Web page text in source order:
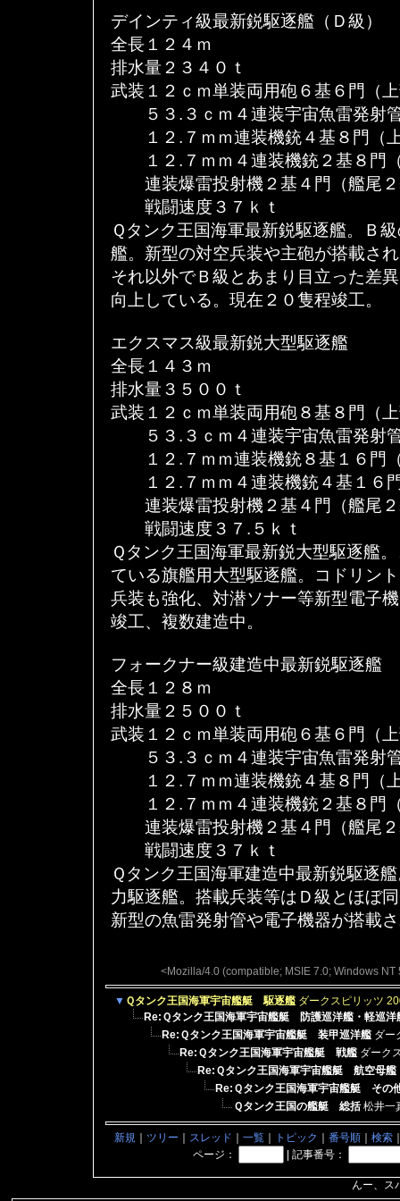
デインティ級最新鋭駆逐艦（Ｄ級）
全長１２４ｍ
排水量２３４０ｔ
武装１２ｃｍ単装両用砲６基６門（
５３.３ｃｍ４連装宇宙魚雷発射
１２.７ｍｍ連装機銃４基８門（
１２.７ｍｍ４連装機銃２基８門
連装爆雷投射機２基４門（艦尾２
戦闘速度３７ｋｔ
Ｑタンク王国海軍最新鋭駆逐艦。Ｂ
艦。新型の対空兵装や主砲が搭載さ
それ以外でＢ級とあまり目立った差
向上している。現在２０隻程竣工。
エクスマス級最新鋭大型駆逐艦
全長１４３ｍ
排水量３５００ｔ
武装１２ｃｍ単装両用砲８基８門（
５３.３ｃｍ４連装宇宙魚雷発射
１２.７ｍｍ連装機銃８基１６門
１２.７ｍｍ４連装機銃４基１６
連装爆雷投射機２基４門（艦尾２
戦闘速度３７.５ｋｔ
Ｑタンク王国海軍最新鋭大型駆逐艦
ている旗艦用大型駆逐艦。コドリン
兵装も強化、対潜ソナー等新型電子
竣工、複数建造中。
フォークナー級建造中最新鋭駆逐艦
全長１２８ｍ
排水量２５００ｔ
武装１２ｃｍ単装両用砲６基６門（
５３.３ｃｍ４連装宇宙魚雷発射
１２.７ｍｍ連装機銃４基８門（
１２.７ｍｍ４連装機銃２基８門
連装爆雷投射機２基４門（艦尾２
戦闘速度３７ｋｔ
Ｑタンク王国海軍建造中最新鋭駆逐
力駆逐艦。搭載兵装等はＤ級とほぼ
新型の魚雷発射管や電子機器が搭載
<Mozilla/4.0 (compatible; MSIE 7.0; Windows
▼ Ｑタンク王国海軍宇宙艦艇 駆逐艦 ダークスピリッツ
Re:Ｑタンク王国海軍宇宙艦艇 防護巡洋艦・軽巡
Re:Ｑタンク王国海軍宇宙艦艇 装甲巡洋艦 ダー
Re:Ｑタンク王国海軍宇宙艦艇 戦艦 ダーク
Re:Ｑタンク王国海軍宇宙艦艇 航空母
Re:Ｑタンク王国海軍宇宙艦艇 その
Ｑタンク王国の艦艇 総括松井一
新規 ツリー スレッド 一覧 トピック 番号順 検索
ページ：
記事番号：
んー、ス